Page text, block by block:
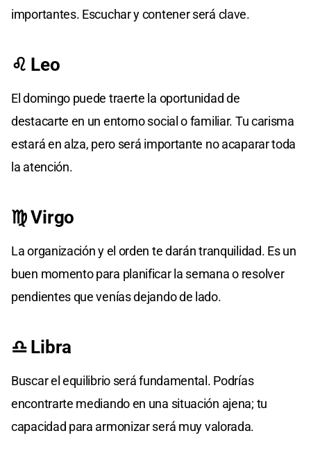
importantes. Escuchar y contener será clave.
♌ Leo
El domingo puede traerte la oportunidad de
destacarte en un entorno social o familiar. Tu carisma
estará en alza, pero será importante no acaparar toda
la atención.
♍ Virgo
La organización y el orden te darán tranquilidad. Es un
buen momento para planificar la semana o resolver
pendientes que venías dejando de lado.
♎ Libra
Buscar el equilibrio será fundamental. Podrías
encontrarte mediando en una situación ajena; tu
capacidad para armonizar será muy valorada.